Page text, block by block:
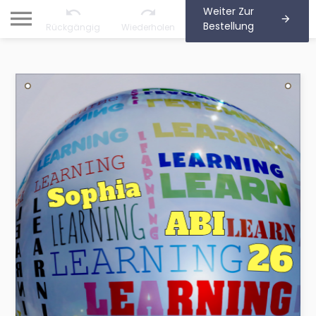
Rückgängig Wiederholen
Weiter Zur
Bestellung